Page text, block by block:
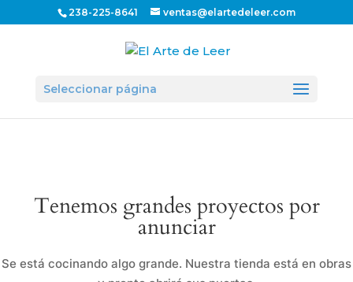
238-225-8641 ventas@elartedeleer.com
Seleccionar página
Tenemos grandes proyectos por
anunciar
Se está cocinando algo grande. Nuestra tienda está en obras